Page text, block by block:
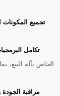
تجميع المكونات
تكامل
الخاص بآلة البيع،
مراقبة